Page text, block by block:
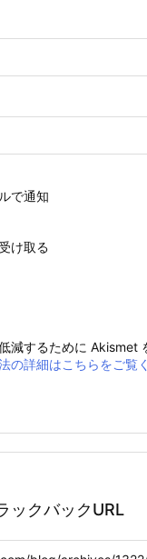
で通知
け取る
減するために Akismet
の詳細はこちらをご覧
ックバックURL